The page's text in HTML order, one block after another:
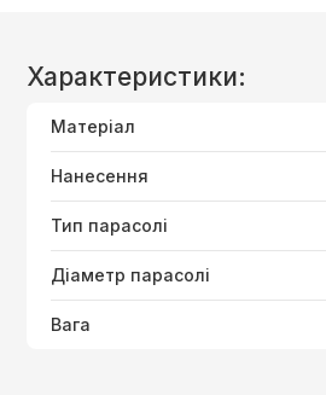
Характеристики:
Матеріал
Нанесення
Тип парасолі
Діаметр парасолі
Вага